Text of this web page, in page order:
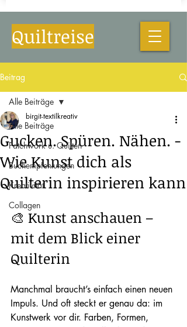
Quiltreise
Beitrag
Alle Beiträge
Patchwork u. Quilten
Buchempfehlungen
Kreativität
Collagen
Alle Beiträge
Gucken. Spüren. Nähen. -
Wie Kunst dich als
Quilterin inspirieren kann
birgit-textilkreativ
🎨 Kunst anschauen –
mit dem Blick einer
Quilterin
Manchmal braucht’s einfach einen neuen
Impuls. Und oft steckt er genau da: im
Kunstwerk vor dir. Farben, Formen,